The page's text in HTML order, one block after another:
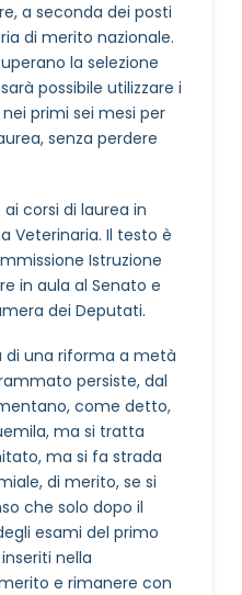
a seconda dei posti
di merito nazionale.
la selezione
possibile utilizzare i
primi sei mesi per
senza perdere
corsi di laurea in
Veterinaria. Il testo è
Istruzione
in aula al Senato e
dei Deputati.
di una riforma a metà
persiste, dal
come detto,
ma si tratta
ma si fa strada
di merito, se si
che solo dopo il
esami del primo
nella
e rimanere con